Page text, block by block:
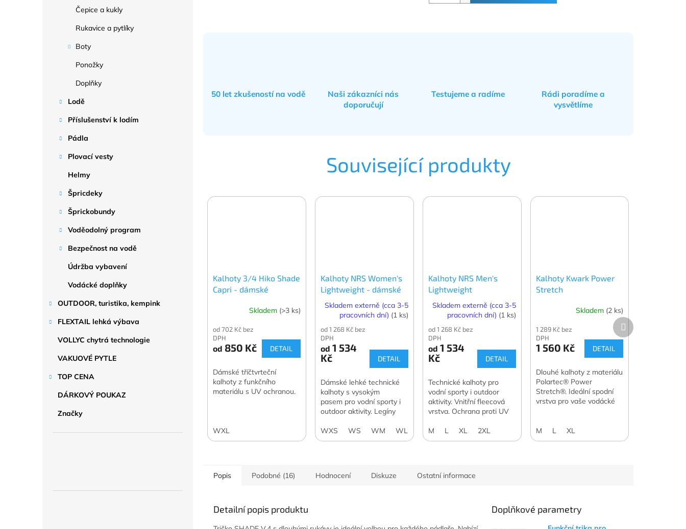
Čepice a kukly
Rukavice a pytlíky
Boty
Ponožky
Doplňky
Lodě
Příslušenství k lodím
Pádla
Plovací vesty
Helmy
Špricdeky
Šprickobundy
Voděodolný program
Bezpečnost na vodě
Údržba vybavení
Vodácké doplňky
OUTDOOR, turistika, kempink
FLEXTAIL lehká výbava
VOLLYC chytrá technologie
VAKUOVÉ PYTLE
TOP CENA
DÁRKOVÝ POUKAZ
Značky
50 let zkušeností na vodě
Naši zákazníci nás
doporučují
Testujeme a radíme
Rádi poradíme a
vysvětlíme
Související produkty
Kalhoty 3/4 Hiko Shade
Capri - dámské
Skladem (>3 ks)
od 702 Kč bez
DPH
od 850 Kč DETAIL
Dámské tříčtvrteční
kalhoty z funkčního
materiálu s UV ochranou.
WXL
Kalhoty NRS Women's
Lightweight - dámské
Skladem externě (cca 3-5
pracovních dní) (1 ks)
od 1 268 Kč bez
DPH
od 1 534
Kč
DETAIL
Dámské lehké technické
kalhoty s vysokým
pasem pro vodní sporty i
outdoor aktivity. Legíny
vrstvu, ochranu proti UV
záření.
WXS WS WM WL
Kalhoty NRS Men's
Lightweight
Skladem externě (cca 3-5
pracovních dní) (1 ks)
od 1 268 Kč bez
DPH
od 1 534
Kč
DETAIL
Technické kalhoty pro
vodní sporty i outdoor
aktivity. Vnitřní fleecová
vrstva. Ochrana proti UV
M
L XL 2XL
Kalhoty Kwark Power
Stretch
Skladem (2 ks)
1 289 Kč bez
DPH
1 560 Kč DETAIL
Dlouhé kalhoty z materiálu
Polartec® Power
Stretch®. Ideální spodní
vrstva pro vaše vodácké
M L XL
Další
produkt
Popis Podobné (16) Hodnocení Diskuze Ostatní informace
Detailní popis produktu Doplňkové parametry